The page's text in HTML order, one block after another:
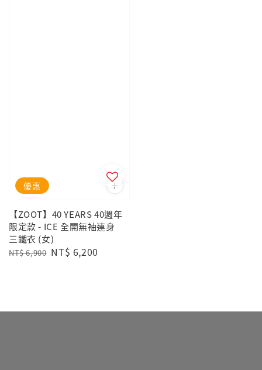
優惠
【ZOOT】40 YEARS 40週年
限定款 - ICE 全開無袖連身
三鐵衣 (女)
Regular
NT$ 6,900 Sale
NT$ 6,200